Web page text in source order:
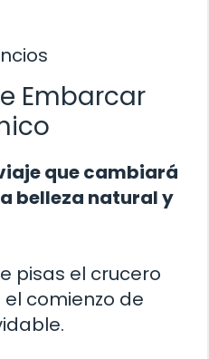
Embarcar
que cambiará
belleza natural y
pisas el crucero
comienzo de